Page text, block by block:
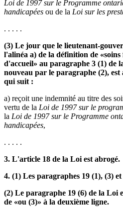
Loi de 1997 sur le Programme
handicapées ou de la Loi sur les
. . . . .
(3) Le jour que le lieutenant-
l'alinéa a) de la définition de
d'accueil» au paragraphe 3 (1) de
nouveau par le paragraphe (2), est
qui suit :
a) reçoit une indemnité au titre des
vertu de la Loi de 1997 sur le
la Loi de 1997 sur le Programme
handicapées,
. . . . .
3. L'article 18 de la Loi est abrogé.
4. (1) Les paragraphes 19 (1), (3)
(2) Le paragraphe 19 (6) de la Loi
de «ou (3)» à la deuxième ligne.